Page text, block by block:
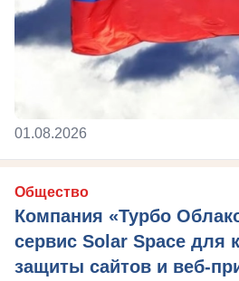
01.08.2026
Общество
Компания «Турбо
сервис Solar Space для
защиты сайтов и веб-